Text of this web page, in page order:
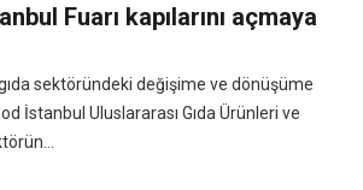
Fuarı kapılarını açmaya
sektöründeki değişime ve dönüşüme
İstanbul Uluslararası Gıda Ürünleri ve